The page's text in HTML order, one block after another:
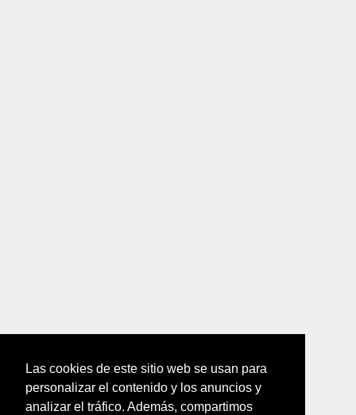
Las cookies de este sitio web se usan para
personalizar el contenido y los anuncios y
analizar el tráfico. Además, compartimos